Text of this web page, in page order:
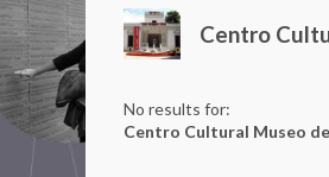
Centro
No results for:
Centro Cultural Museo